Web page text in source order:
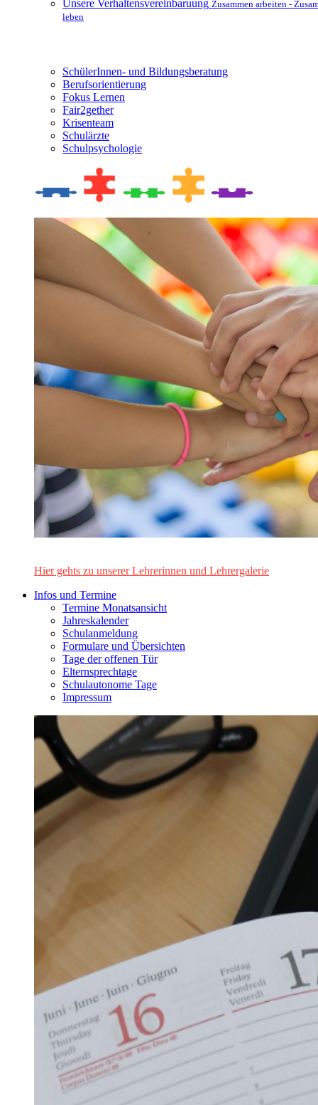
Unsere Verhaltensvereinbaruung Zusammen arbeiten -
leben
SchülerInnen- und Bildungsberatung
Berufsorientierung
Fokus Lernen
Fair2gether
Krisenteam
Schulärzte
Schulpsychologie
Hier gehts zu unserer Lehrerinnen und Lehrergalerie
Infos und Termine
Termine Monatsansicht
Jahreskalender
Schulanmeldung
Formulare und Übersichten
Tage der offenen Tür
Elternsprechtage
Schulautonome Tage
Impressum